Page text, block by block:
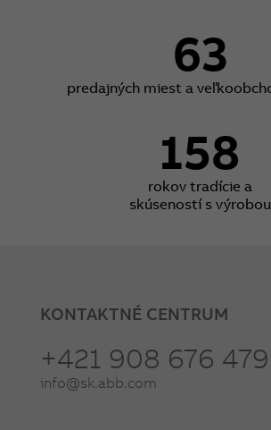
63
predajných miest a
158
rokov tradície a
skúseností s výrobou
KONTAKTNÉ CENTRUM
+421 908 676 479
info@sk.abb.com